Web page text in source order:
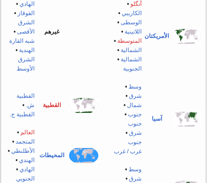
الأمريكتان
أنگلو •
الكاريبي •
الوسطى •
اللاتينية •
المتوسطة •
الشمالية •
الشمالية •
الجنوبية
آسيا
وسط •
شرق •
شمال •
جنوب •
جنوب
شرق •
جنوب
غرب / غرب
وسط •
شرق •
غيرهم
الهادي •
القوقاز •
الشرق
الأقصى •
شبه القارة
الهندية •
الشرق
الأوسط
القطبية
القطبية
ش. •
القطبية ج.
المحيطات
العالم •
المتجمد •
الأطلنطي •
الهندي •
الهادي •
الجنوبي